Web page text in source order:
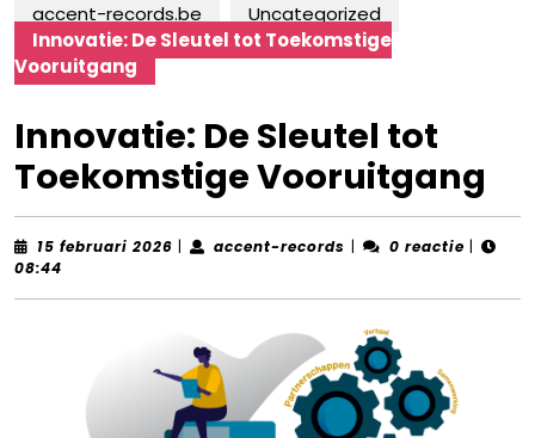
accent-records.be
Uncategorized
Innovatie: De Sleutel tot Toekomstige
Vooruitgang
Innovatie: De Sleutel tot
Toekomstige Vooruitgang
15 februari 2026 15| accent-records accent-
| 0 reactie |
08:44